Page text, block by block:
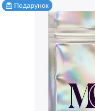
Подарунок